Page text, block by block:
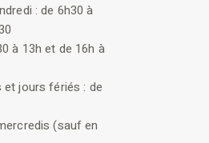
: de 6h30 à
à 13h et de 16h à
jours fériés : de
(sauf en